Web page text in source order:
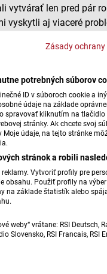
Zásady
potrebných súborov
ID v súboroch cookie a
údaje na základe
spravovať kliknutím na tlačidlo
stránky. Ak chcete svoj
údaje, na tejto stránke
stránok a robili
Vytvoriť profily pre
obsahu. Použiť profily na
na základe štatistík alebo
weby“ vrátane: RSI Deutsch,
Slovensko, RSI Francais, RSI
vytvárať len pred pár
vyskytli aj viaceré
ale aj škodcovia. Na
svoj efekt pre krajinu
sa stali súčasťou
efekt na
Máte problém s
už polia v
a nikde
podporujúce
zapojilo vyše 1200
10 tisíc hektárov.
sa stali súčasťou